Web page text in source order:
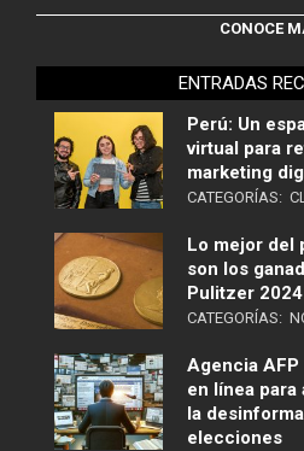
CONOCE
ENTRADAS
Perú: Un
virtual para
marketing
CATEGORÍAS:
Lo mejor del
son los
Pulitzer 2024
CATEGORÍAS:
Agencia
en línea
la
elecciones